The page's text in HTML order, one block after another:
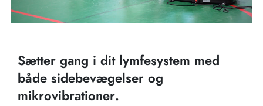
Sætter gang i dit lymfesystem med
både sidebevægelser og
mikrovibrationer.